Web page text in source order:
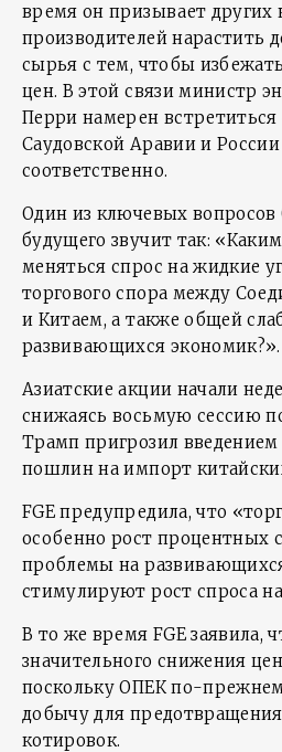
время он призывает других
производителей нарастить
сырья с тем, чтобы
цен. В этой связи министр
Перри намерен встретиться
Саудовской Аравии и России
соответственно.
Один из ключевых
будущего звучит так:
меняться спрос на жидкие
торгового спора между
и Китаем, а также общей
развивающихся экономик?».
Азиатские акции начали
снижаясь восьмую сессию
Трамп пригрозил
пошлин на импорт
FGE предупредила, что
особенно рост процентных
проблемы на
стимулируют рост спроса
В то же время FGE заявила,
значительного снижения
поскольку ОПЕК по-
добычу для
котировок.